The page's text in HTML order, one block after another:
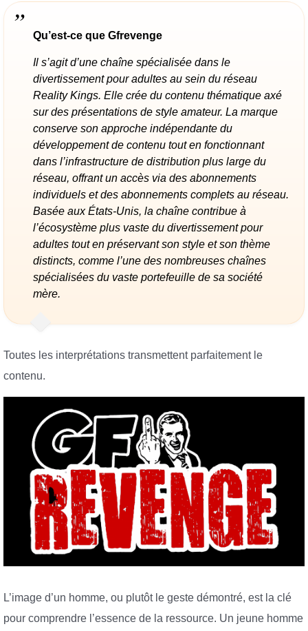
Qu’est-ce que Gfrevenge
Il s’agit d’une chaîne spécialisée dans le
divertissement pour adultes au sein du réseau
Reality Kings. Elle crée du contenu thématique axé
sur des présentations de style amateur. La marque
conserve son approche indépendante du
développement de contenu tout en fonctionnant
dans l’infrastructure de distribution plus large du
réseau, offrant un accès via des abonnements
individuels et des abonnements complets au réseau.
Basée aux États-Unis, la chaîne contribue à
l’écosystème plus vaste du divertissement pour
adultes tout en préservant son style et son thème
distincts, comme l’une des nombreuses chaînes
spécialisées du vaste portefeuille de sa société
mère.
Toutes les interprétations transmettent parfaitement le
contenu.
L’image d’un homme, ou plutôt le geste démontré, est la clé
pour comprendre l’essence de la ressource. Un jeune homme